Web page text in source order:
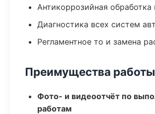
Антикоррозийная обработка
Диагностика всех систем
Регламентное то и замена
Преимущества
Фото- и видеоотчёт по
работам